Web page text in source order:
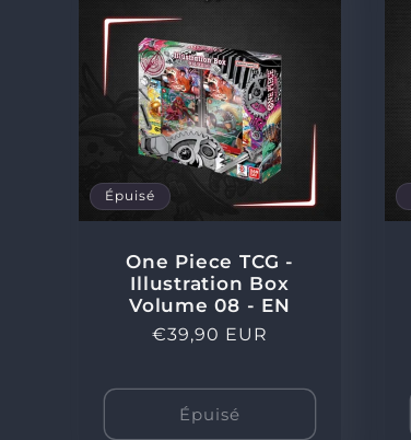
Épuisé
One Piece TCG -
Illustration Box
Volume 08 - EN
Prix
€39,90 EUR
Épuisé